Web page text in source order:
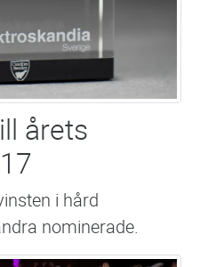
årets
i hård
nominerade.